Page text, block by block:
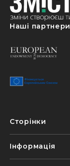
Наші партнери
Сторінки
Інформація